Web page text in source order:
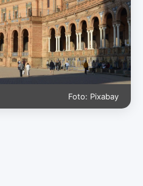
Foto: Pixabay